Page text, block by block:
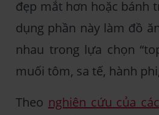
đẹp mắt hơn hoặc bánh
dụng phần này làm đồ
nhau trong lựa chọn
muối tôm, sa tế, hành
Theo nghiên cứu của